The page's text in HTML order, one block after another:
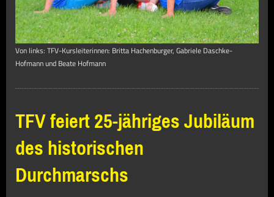
Von links: TFV-Kursleiterinnen: Britta Hachenburger, Gabriele Daschke-
Hofmann und Beate Hofmann
TFV feiert 25-jähriges Jubiläum
des historischen
Durchmarschs